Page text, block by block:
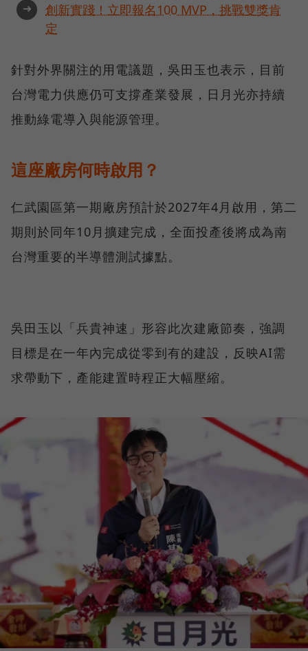
➜
創新實踐！立即報名100 MVP，挑戰雙獎肯
定
針對外界關注的用電議題，吳田玉也表示，目前
台灣電力供應仍可支撐產業發展，日月光亦持續
推動綠電導入與能源管理。
這座廠房何時啟用？
仁武園區第一期廠房預計於2027年4月啟用，第二
期則於同年10月擴建完成，全面投產後將成為南
台灣重要的半導體測試據點。
吳田玉以「兵貴神速」形容此次建廠節奏，強調
目標是在一年內完成從零到有的建設，反映AI需
求帶動下，產能建置時程正大幅壓縮。